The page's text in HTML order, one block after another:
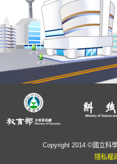
Copyright 2014 ©國立科
隱私權